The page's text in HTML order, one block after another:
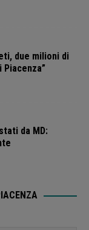
due milioni di
da MD: